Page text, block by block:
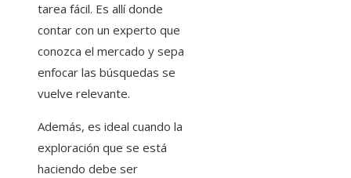
tarea fácil. Es allí donde
contar con un experto que
conozca el mercado y sepa
enfocar las búsquedas se
vuelve relevante.
Además, es ideal cuando la
exploración que se está
haciendo debe ser